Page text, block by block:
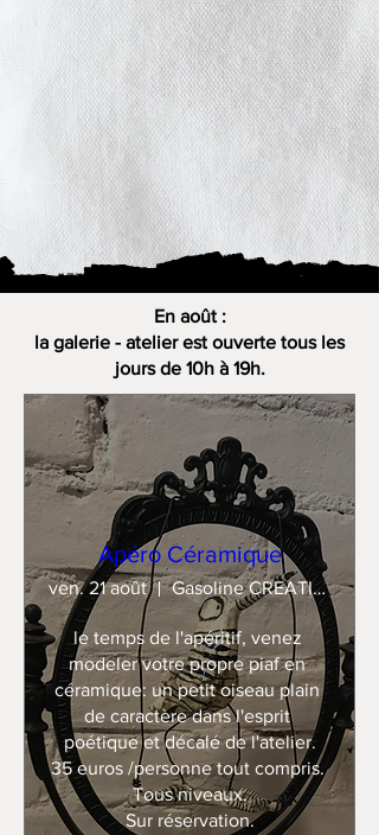
En août :
la galerie - atelier est ouverte tous les
jours de 10h à 19h.
Apéro Céramique
ven. 21 août Gasoline CREATION
le temps de l'apéritif, venez
modeler votre propre piaf en
céramique: un petit oiseau plain
de caractère dans l'esprit
poétique et décalé de l'atelier.
35 euros /personne tout compris.
Tous niveaux.
Sur réservation.